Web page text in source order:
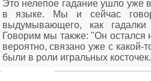
Это нелепое гадание ушло уже
в языке. Мы и сейчас
выдумывающего, как
Говорим мы также: "Он остался
вероятно, связано уже с какой-
были в роли игральных косточек.